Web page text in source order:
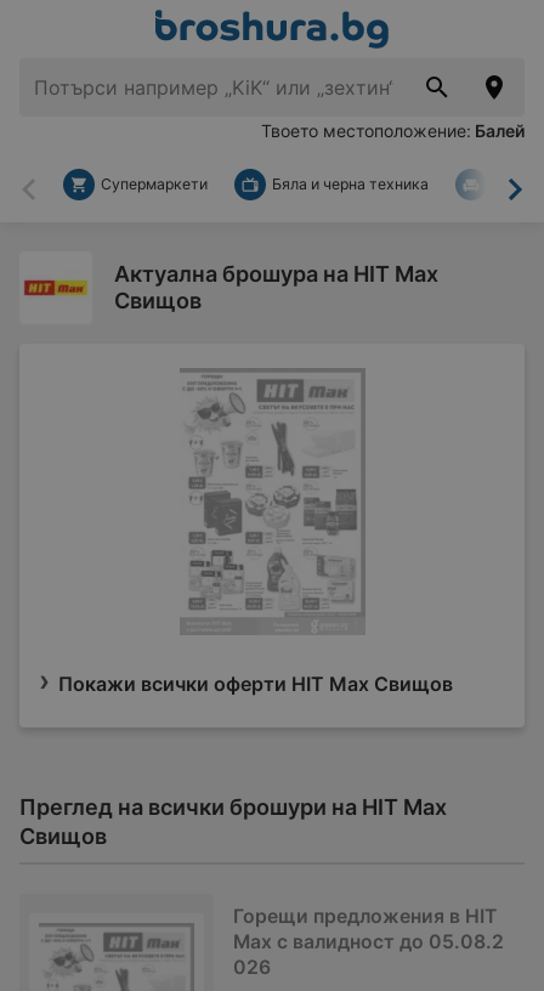
Твоето местоположение: Балей
Назад
Супермаркети Бяла и черна техника За
Актуална брошура на HIT Max
Свищов
Покажи всички оферти HIT Max Свищов
Преглед на всички брошури на HIT Max
Свищов
Горещи предложения в HIT
Max с валидност до 05.08.2
026